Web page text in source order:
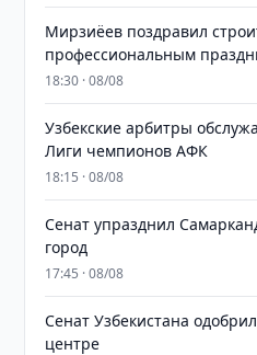
Мирзиёев поздравил
профессиональным
18:30 · 08/08
Узбекские арбитры
Лиги чемпионов АФК
18:15 · 08/08
Сенат упразднил
город
17:45 · 08/08
Сенат Узбекистана
центре